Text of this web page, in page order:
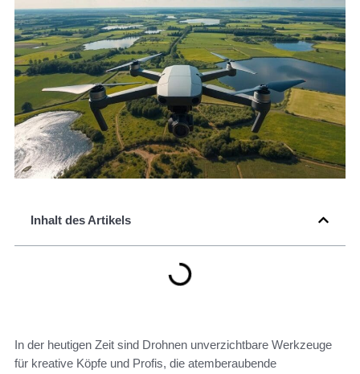
Inhalt des Artikels
In der heutigen Zeit sind Drohnen unverzichtbare Werkzeuge
für kreative Köpfe und Profis, die atemberaubende